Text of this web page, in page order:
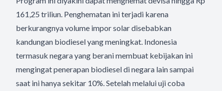
161,25 triliun. Penghematan ini terjadi karena
berkurangnya volume impor solar disebabkan
kandungan biodiesel yang meningkat. Indonesia
termasuk negara yang berani membuat kebijakan ini
mengingat penerapan biodiesel di negara lain sampai
saat ini hanya sekitar 10%. Setelah melalui uji coba